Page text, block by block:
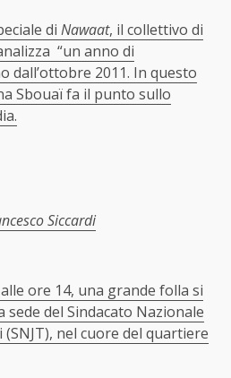
di Nawaat, il collettivo di
“un anno di
dall’ottobre 2011. In questo
Sbouaï fa il punto sullo
Siccardi
ore 14, una grande folla si
del Sindacato Nazionale
nel cuore del quartiere